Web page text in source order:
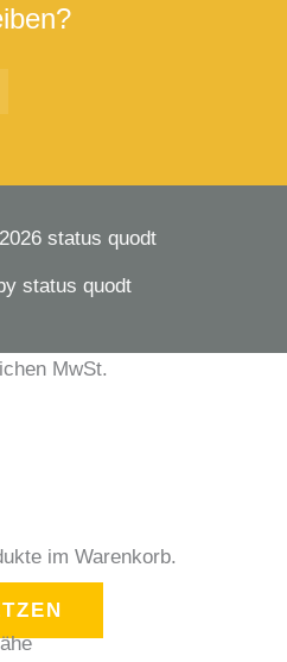
status quodt
status quodt
MwSt.
im Warenkorb.